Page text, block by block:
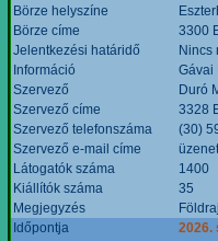
Börze helyszíne
Börze címe
3300
Jelentkezési határidő
Nincs
Információ
Gávai
Szervező
Duró
Szervező címe
3328
Szervező telefonszáma
(30)
Szervező e-mail címe
Látogatók száma
1400
Kiállítók száma
35
Megjegyzés
Időpontja
2026.